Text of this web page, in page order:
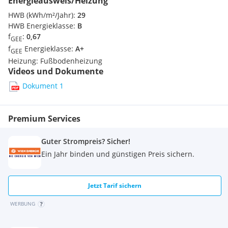
Derfrei liegende Balkon
Grünblick.
Genießen Sie denFernblick in alle Himmelsrichtungen
grünen Blätterdachder Alleebäume
Panorama über Wien.
Wohnzimmer 38,39 m²
Küche 26,21 m²
Zimmer 15,53 m²
Zimmer 15,15 m²
HWB (kWh/m²/Jahr): 29
HWB Energieklasse: B
fGEE: 0,67
fGEE Energieklasse: A+
Heizung: Fußbodenheizung
Videos und Dokumente
Dokument 1
Premium Services
Guter Strompreis? Sicher!
Ein Jahr binden und günstigen Preis sichern.
Jetzt Tarif sichern
WERBUNG